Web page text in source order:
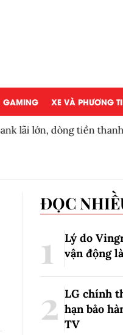
GAMING XE VÀ PHƯƠNG
toán suy giảm giữa
ĐỌC
Lý do
vận động
LG chính
hạn bảo
TV